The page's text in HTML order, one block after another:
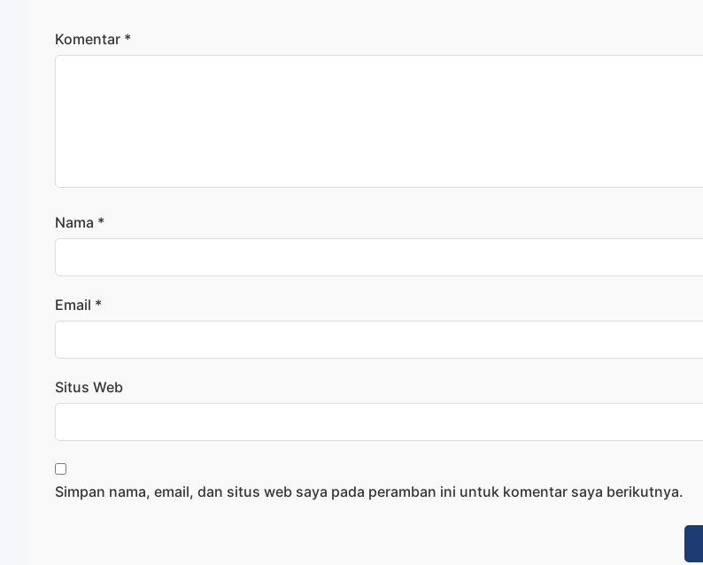
Komentar *
Nama *
Email *
Situs Web
Simpan nama, email, dan situs web saya pada peramban ini untuk komentar saya berikutnya.